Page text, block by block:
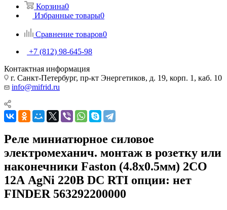
Корзина0
Избранные товары0
Сравнение товаров0
+7 (812) 98-645-98
Контактная информация
г. Санкт-Петербург, пр-кт Энергетиков, д. 19, корп. 1, каб. 10
info@mifrid.ru
Реле миниатюрное силовое
электромеханич. монтаж в розетку или
наконечники Faston (4.8х0.5мм) 2CO
12А AgNi 220В DC RTI опции: нет
FINDER 563292200000